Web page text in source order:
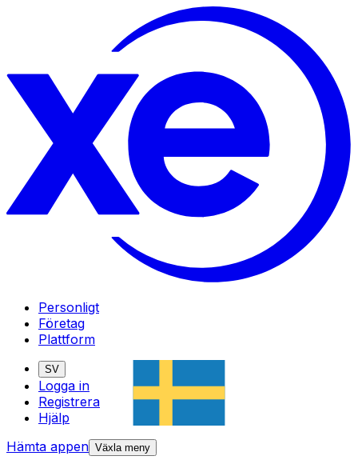
Personligt
Företag
Plattform
SV
Logga in
Registrera
Hjälp
Hämta appen Växla meny